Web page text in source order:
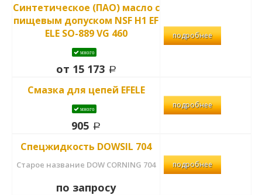
Синтетическое (ПАО) масло с
пищевым допуском NSF H1 EF
ELE SO-889 VG 460
много
от 15 173
подробнее
Смазка для цепей EFELE
много
905
подробнее
Спецжидкость DOWSIL 704
Старое название DOW CORNING 704
по запросу
подробнее